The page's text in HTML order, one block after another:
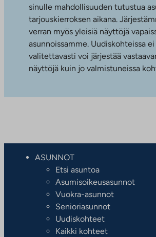
sinulle mahdollisuuden tutustua
tarjouskierroksen aikana.
verran myös yleisiä näyttöjä
asunnoissamme. Uudiskohteissa ei
valitettavasti voi järjestää
näyttöjä kuin jo valmistuneissa
ASUNNOT
Etsi asuntoa
Asumisoikeusasunnot
Vuokra-asunnot
Senioriasunnot
Uudiskohteet
Kaikki kohteet